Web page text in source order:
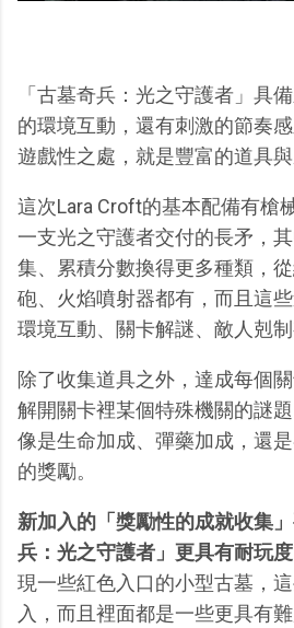
「古墓奇兵：光之守護者」具
的環境互動，還有刺激的節奏
遊戲性之處，就是豐富的道具與
這次Lara Croft的基本配備有槍
一支光之守護者交付的長矛，
集、累積分數換得更多種類，
砲、火焰噴射器都有，而且這
環境互動、關卡解謎、敵人剋制
除了收集道具之外，達成每個
解開關卡裡某個特殊機關的謎
像是生命加成、彈藥加成，還
的獎勵。
新加入的「獎勵性的成就收集
兵：光之守護者」更具有耐玩度
現一些紅色入口的小型古墓，
入，而且裡面都是一些更具有